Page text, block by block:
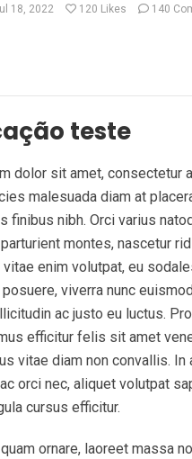
18, 2022 120 Likes 140
teste
dolor sit amet, consectetur
malesuada diam at
finibus nibh. Orci varius
montes, nascetur
enim volutpat, eu
viverra nunc
ac justo eu luctus.
efficitur felis sit amet
vitae diam non convallis. In
orci nec, aliquet volutpat
cursus efficitur.
ornare, laoreet massa